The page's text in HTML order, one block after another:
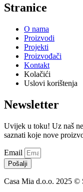
Stranice
O nama
Proizvodi
Projekti
Proizvođači
Kontakt
Kolačići
Uslovi korištenja
Newsletter
Uvijek u toku! Uz naš
saznati koje nove
Email
Pošalji
Casa Mia d.o.o. 2025 ©